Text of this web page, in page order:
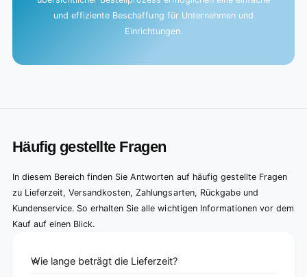
und effiziente Beschaffung für Unternehmen und
Einrichtungen.
Häufig gestellte Fragen
In diesem Bereich finden Sie Antworten auf häufig gestellte Fragen
zu Lieferzeit, Versandkosten, Zahlungsarten, Rückgabe und
Kundenservice. So erhalten Sie alle wichtigen Informationen vor dem
Kauf auf einen Blick.
Wie lange beträgt die Lieferzeit?